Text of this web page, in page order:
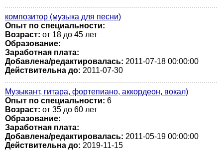
композитор (музыка для песни)
Опыт по специальности:
Возраст: от 18 до 45 лет
Образование:
Заработная плата:
Добавлена/редактировалась: 2011-07-18 00:00:00
Действительна до: 2011-07-30
Музыкант, гитара, фортепиано, аккордеон, вокал)
Опыт по специальности: 6
Возраст: от 35 до 60 лет
Образование:
Заработная плата:
Добавлена/редактировалась: 2011-05-19 00:00:00
Действительна до: 2019-11-15